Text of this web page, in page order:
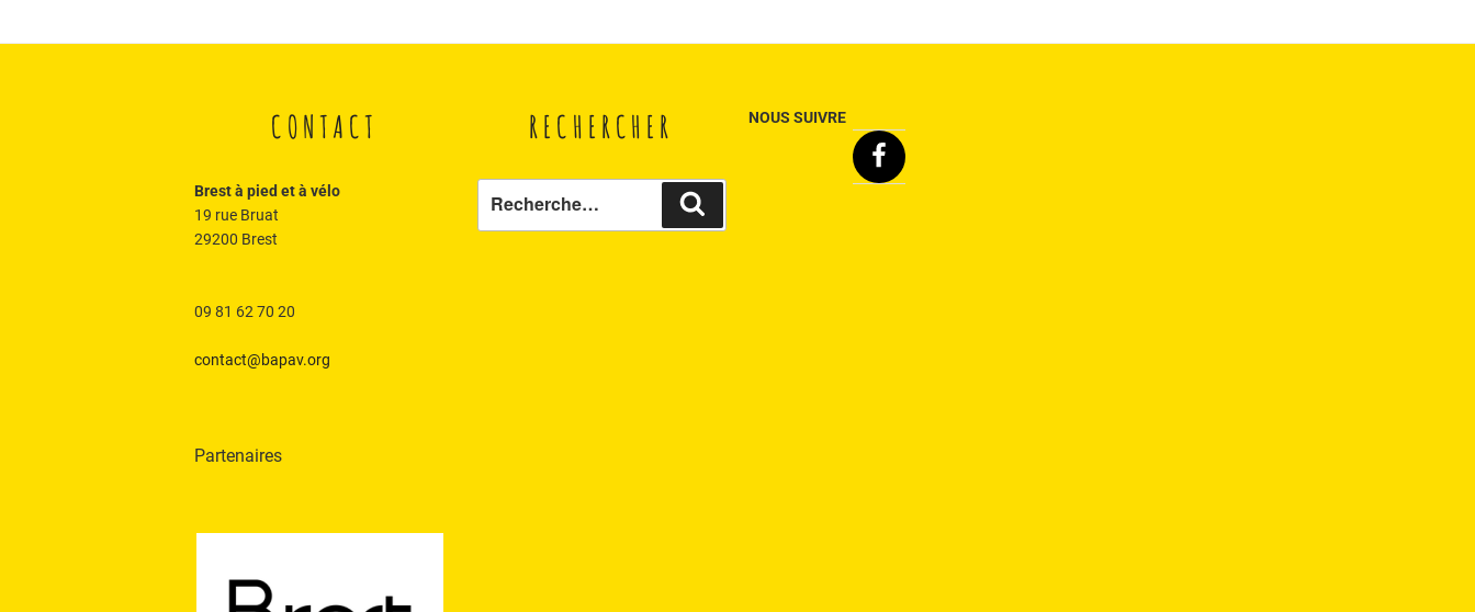
CONTACT
Brest à pied et à vélo
19 rue Bruat
29200 Brest
09 81 62 70 20
contact@bapav.org
RECHERCHER
pour
:
NOUS SUIVRE
Facebook
Partenaires